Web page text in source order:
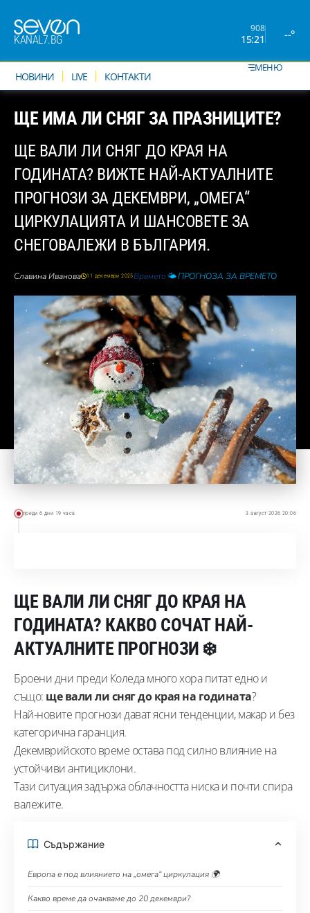
KANAL7.BG
908
15:21 --°
НОВИНИ LIVE КОНТАКТИ
МЕНЮ
ЩЕ ИМА ЛИ СНЯГ ЗА ПРАЗНИЦИТЕ?
ЩЕ ВАЛИ ЛИ СНЯГ ДО КРАЯ НА
ГОДИНАТА? ВИЖТЕ НАЙ-АКТУАЛНИТЕ
ПРОГНОЗИ ЗА ДЕКЕМВРИ, „ОМЕГА“
ЦИРКУЛАЦИЯТА И ШАНСОВЕТЕ ЗА
СНЕГОВАЛЕЖИ В БЪЛГАРИЯ.
Славина Иванова 11 декември 2025Времето🌤️ ПРОГНОЗА ЗА ВРЕМЕТО
преди 6 дни 19 часа 3 август 2026 20:06
ЩЕ ВАЛИ ЛИ СНЯГ ДО КРАЯ НА
ГОДИНАТА? КАКВО СОЧАТ НАЙ-
АКТУАЛНИТЕ ПРОГНОЗИ ❄️
Броени дни преди Коледа много хора питат едно и
също: ще вали ли сняг до края на годината?
Най-новите прогнози дават ясни тенденции, макар и без
категорична гаранция.
Декемврийското време остава под силно влияние на
устойчиви антициклони.
Тази ситуация задържа облачността ниска и почти спира
валежите.
Съдържание
Европа е под влиянието на „омега“ циркулация 🌍
Какво време да очакваме до 20 декември?